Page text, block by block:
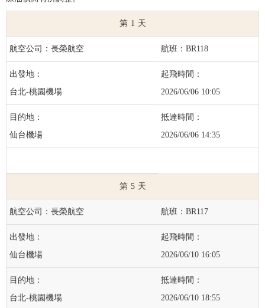
1
長榮航空 BR118
台北-桃園機場 2026/06/06 10:05
仙台機場 2026/06/06 14:35
5
長榮航空 BR117
仙台機場 2026/06/10 16:05
台北-桃園機場 2026/06/10 18:55